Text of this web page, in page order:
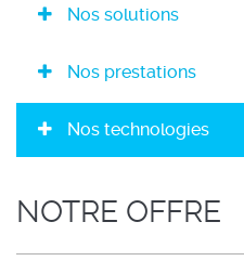
Nos solutions
Nos prestations
Nos technologies
NOTRE OFFRE